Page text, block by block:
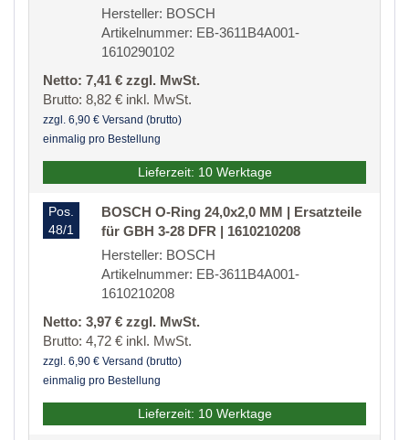
Hersteller: BOSCH
Artikelnummer: EB-3611B4A001-
1610290102
Netto: 7,41 € zzgl. MwSt.
Brutto: 8,82 € inkl. MwSt.
zzgl. 6,90 € Versand (brutto)
einmalig pro Bestellung
Lieferzeit: 10 Werktage
Pos.
48/1
BOSCH O-Ring 24,0x2,0 MM | Ersatzteile
für GBH 3-28 DFR | 1610210208
Hersteller: BOSCH
Artikelnummer: EB-3611B4A001-
1610210208
Netto: 3,97 € zzgl. MwSt.
Brutto: 4,72 € inkl. MwSt.
zzgl. 6,90 € Versand (brutto)
einmalig pro Bestellung
Lieferzeit: 10 Werktage